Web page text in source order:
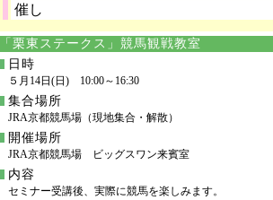
催し
「栗東ステークス」競馬観戦教室
日時
５月14日(日) 10:00～16:30
集合場所
JRA京都競馬場（現地集合・解散）
開催場所
JRA京都競馬場 ビッグスワン来賓室
内容
セミナー受講後、実際に競馬を楽しみます。